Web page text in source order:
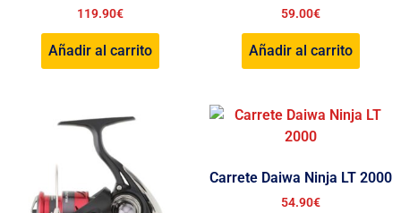
119.90€
Añadir al carrito
59.00€
Añadir al carrito
Carrete Daiwa Ninja LT 2000
54.90€